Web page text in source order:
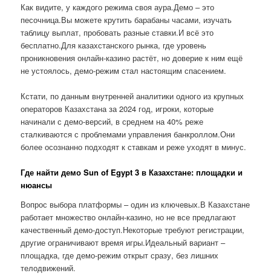
Как видите, у каждого режима своя аура.Демо – это
песочница.Вы можете крутить барабаны часами, изучать
таблицу выплат, пробовать разные ставки.И всё это
бесплатно.Для казахстанского рынка, где уровень
проникновения онлайн-казино растёт, но доверие к ним ещё
не устоялось, демо-режим стал настоящим спасением.
Кстати, по данным внутренней аналитики одного из крупных
операторов Казахстана за 2024 год, игроки, которые
начинали с демо-версий, в среднем на 40% реже
сталкиваются с проблемами управления банкроллом.Они
более осознанно подходят к ставкам и реже уходят в минус.
Где найти демо Sun of Egypt 3 в Казахстане: площадки и
нюансы
Вопрос выбора платформы – один из ключевых.В Казахстане
работает множество онлайн-казино, но не все предлагают
качественный демо-доступ.Некоторые требуют регистрации,
другие ограничивают время игры.Идеальный вариант –
площадка, где демо-режим открыт сразу, без лишних
телодвижений.